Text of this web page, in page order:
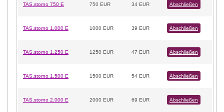
TAS.storno 750 E 750 EUR 34 EUR Abschließen
TAS.storno 1.000 E 1000 EUR 39 EUR Abschließen
TAS.storno 1.250 E 1250 EUR 47 EUR Abschließen
TAS.storno 1.500 E 1500 EUR 54 EUR Abschließen
TAS.storno 2.000 E 2000 EUR 69 EUR Abschließen